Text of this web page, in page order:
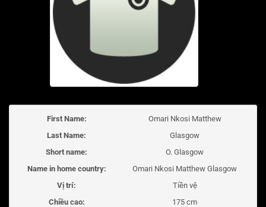
First Name:
Omari Nkosi Matthew
Last Name:
Glasgow
Short name:
O. Glasgow
Name in home country:
Omari Nkosi Matthew Glasgow
Vị trí:
Tiền vệ
Chiều cao:
175 cm